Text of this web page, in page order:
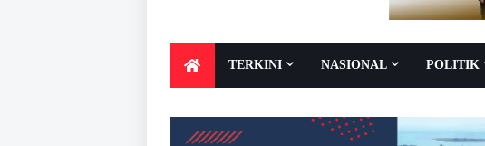
TERKINI NASIONAL POLITIK